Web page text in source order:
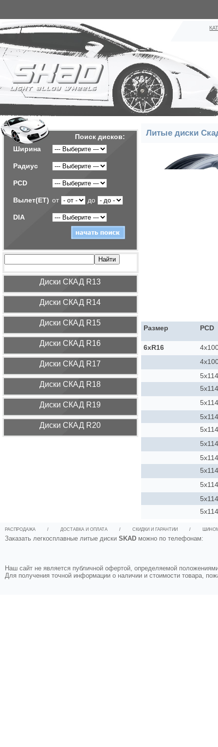
Поиск дисков:
Ширина
Радиус
PCD
Вылет(ET) от до
DIA
Диcки СКАД R13
Диcки СКАД R14
Диcки СКАД R15
Диcки СКАД R16
Диcки СКАД R17
Диcки СКАД R18
Диcки СКАД R19
Диcки СКАД R20
Литые диски
Размер PCD
6xR16
РАСПРОДАЖА / ДОСТАВКА И ОПЛАТА / СКИДКИ И ГАРАНТИИ /
Заказать легкосплавные литые диски SKAD можно по телефонам:
Наш сайт не является публичной офертой, определяемой
Для получения точной информации о наличии и стоимости товара,